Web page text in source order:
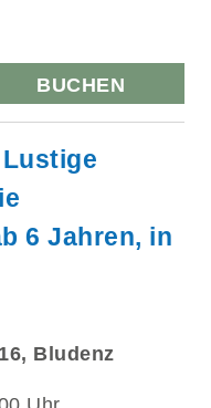
BUCHEN
6 Jahren, in
Bludenz